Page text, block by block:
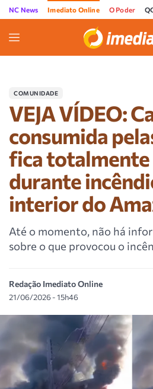
NC News Imediato Online O Poder
COMUNIDADE
VEJA VÍDEO:
consumida
fica
durante
interior do
Até o momento, não há
sobre o que provocou o
Redação Imediato Online
21/06/2026 - 15h46